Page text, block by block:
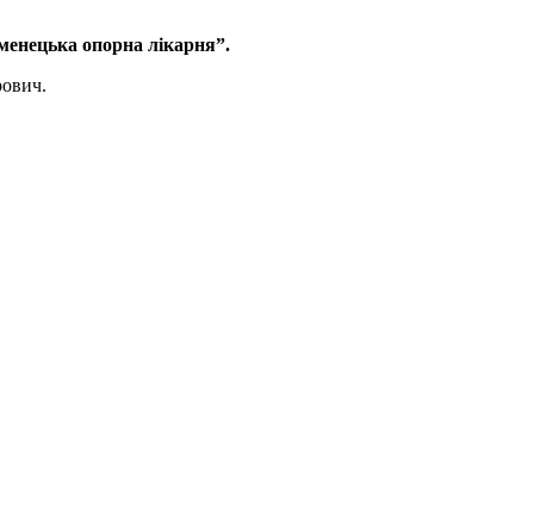
опорна лікарня”.